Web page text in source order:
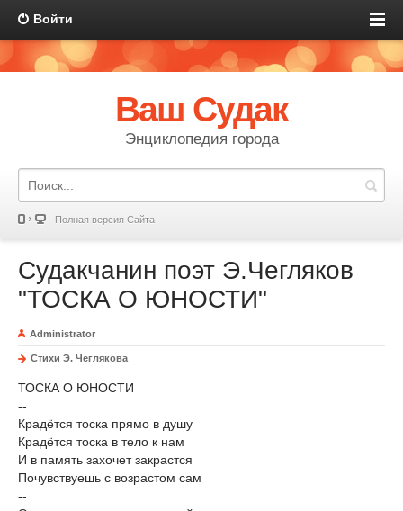
Войти
Ваш Судак
Энциклопедия города
Полная версия Сайта
Судакчанин поэт Э.Чегляков
"ТОСКА О ЮНОСТИ"
Administrator
Стихи Э. Чеглякова
ТОСКА О ЮНОСТИ
--
Крадётся тоска прямо в душу
Крадётся тоска в тело к нам
И в память захочет закрастся
Почувствуешь с возрастом сам
--